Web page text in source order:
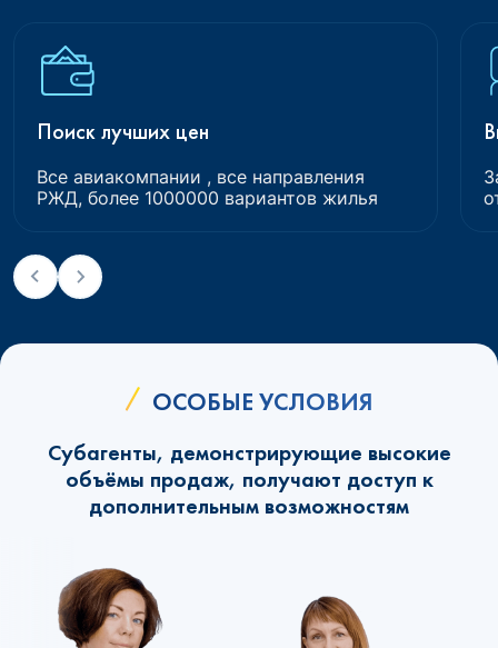
Поиск лучших цен
Все авиакомпании , все направления
РЖД, более 1000000 вариантов жилья
ОСОБЫЕ УСЛОВИЯ
Субагенты, демонстрирующие высокие
объёмы продаж, получают доступ к
дополнительным возможностям